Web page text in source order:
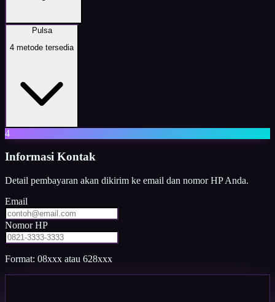
Pulsa
4 metode tersedia
4
Informasi Kontak
Detail pembayaran akan dikirim ke email dan nomor HP Anda.
Email
Nomor HP
Format: 08xxx atau 628xxx